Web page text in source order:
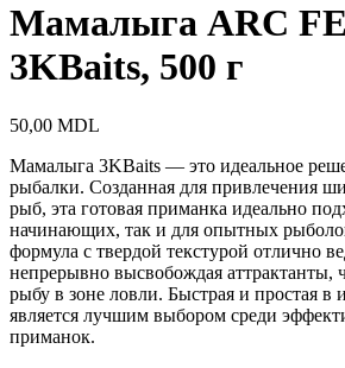
Мамалыга ARC
3KBaits, 500 г
50,00 MDL
Мамалыга 3KBaits — это идеальное
рыбалки. Созданная для привлечения
рыб, эта готовая приманка идеально
начинающих, так и для опытных
формула с твердой текстурой отлично
непрерывно высвобождая аттрактанты,
рыбу в зоне ловли. Быстрая и простая в
является лучшим выбором среди
приманок.